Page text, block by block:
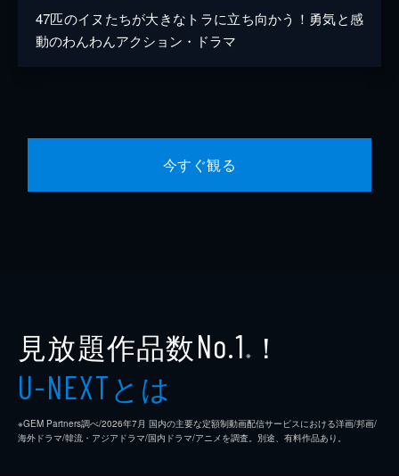
47匹のイヌたちが大きなトラに立ち向かう！勇気と感
動のわんわんアクション・ドラマ
今すぐ観る
見放題作品数No.1 ※ ！
U-NEXTとは
※GEM Partners調べ/2026年7⽉ 国内の主要な定額制動画配信サービスにおける洋画/邦画/
海外ドラマ/韓流・アジアドラマ/国内ドラマ/アニメを調査。別途、有料作品あり。